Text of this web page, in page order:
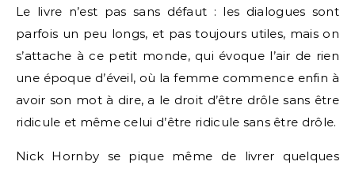
Le livre n’est pas sans défaut : les dialogues sont
parfois un peu longs, et pas toujours utiles, mais on
s’attache à ce petit monde, qui évoque l’air de rien
une époque d’éveil, où la femme commence enfin à
avoir son mot à dire, a le droit d’être drôle sans être
ridicule et même celui d’être ridicule sans être drôle.
Nick Hornby se pique même de livrer quelques